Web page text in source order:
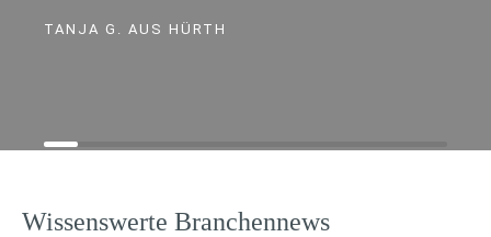
TANJA G. AUS HÜRTH
Wissenswerte Branchennews